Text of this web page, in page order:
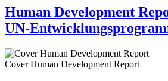
Human Development
UN-
Cover Human Development Report